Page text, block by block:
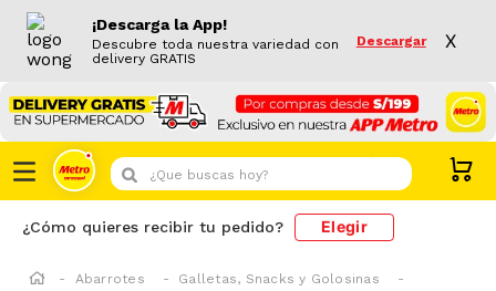
¡Descarga la App!
Descubre toda nuestra variedad con
delivery GRATIS
Descargar X
¿Que buscas hoy?
¿Cómo quieres recibir tu pedido? Elegir
Abarrotes
Galletas, Snacks y Golosinas